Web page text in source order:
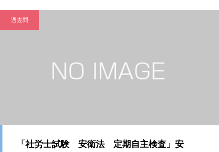
過去問
「社労士試験 安衛法 定期自主検査」安